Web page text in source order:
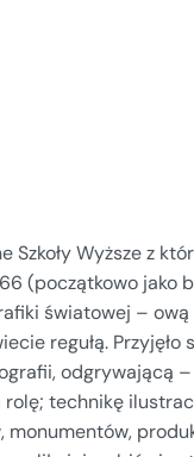
Szkoły Wyższe z
(początkowo jako
światowej –
regułą. Przyjęło
odgrywającą
technikę
monumentów,